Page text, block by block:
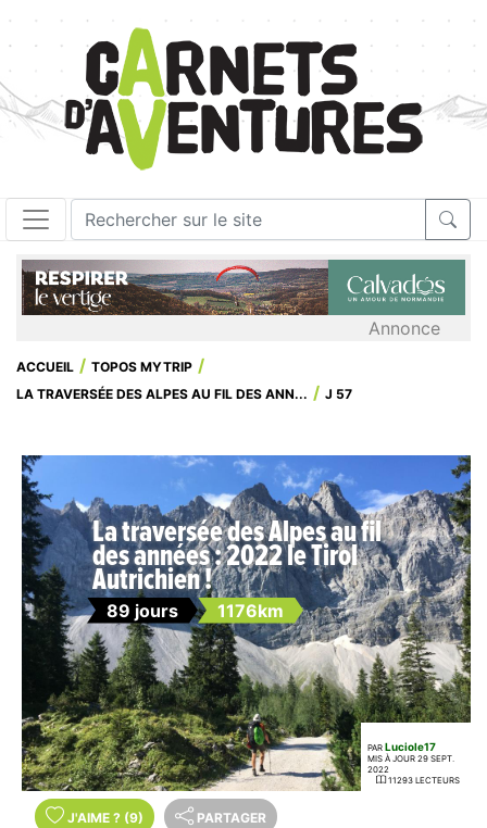
Annonce
ACCUEIL
TOPOS MYTRIP
LA TRAVERSÉE DES ALPES AU FIL DES ANN...
J 57
La traversée des Alpes au fil
des années : 2022 le Tirol
Autrichien !
89 jours 1176km
PAR Luciole17
MIS À JOUR 29 SEPT.
2022
11293 LECTEURS
J'AIME ? (9) PARTAGER